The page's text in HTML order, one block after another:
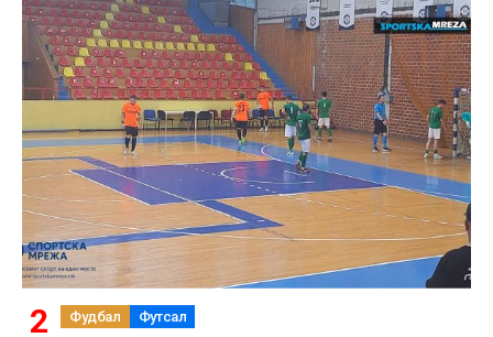
Фудбал Футсал